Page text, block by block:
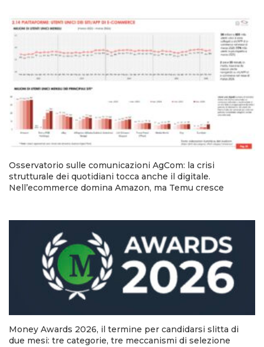
Osservatorio sulle comunicazioni AgCom: la crisi
strutturale dei quotidiani tocca anche il digitale.
Nell’ecommerce domina Amazon, ma Temu cresce
Money Awards 2026, il termine per candidarsi slitta di
due mesi: tre categorie, tre meccanismi di selezione